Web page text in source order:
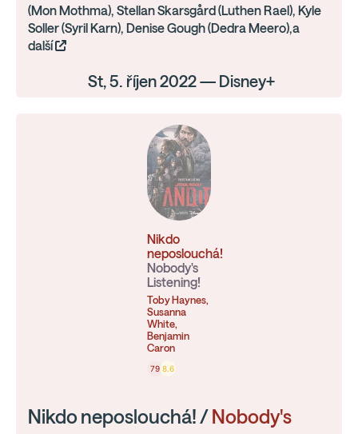
(Mon Mothma), Stellan Skarsgård (Luthen Rael), Kyle
Soller (Syril Karn), Denise Gough (Dedra Meero),a
další
St, 5. říjen 2022 — Disney+
Nikdo
neposlouchá!
Nobody's
Listening!
Toby Haynes,
Susanna
White,
Benjamin
Caron
79 8.6
Nikdo neposlouchá! / Nobody's